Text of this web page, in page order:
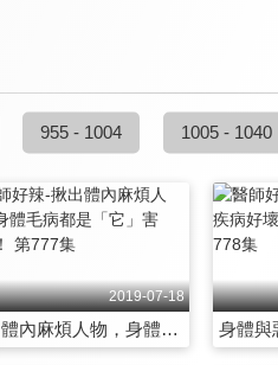
955 - 1004 1005 - 1040
2019-07-18
揪出體內麻煩人物，身體毛病都是「它」害的？！ 第777集